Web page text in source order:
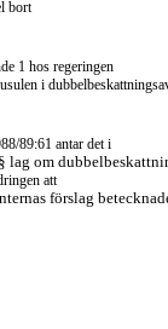
bort
1 hos regeringen
i
89:61 antar det i
lag om
att
förslag